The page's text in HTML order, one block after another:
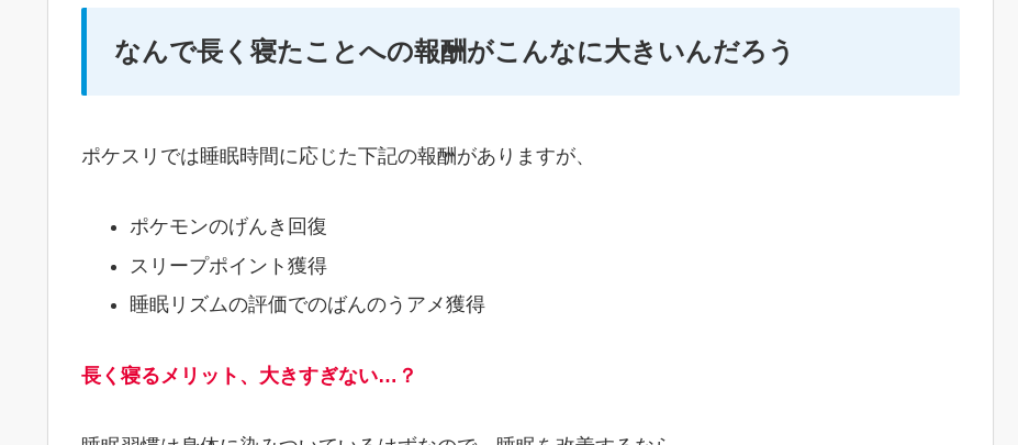
なんで長く寝たことへの報酬がこんなに大きいんだろう
ポケスリでは睡眠時間に応じた下記の報酬がありますが、
ポケモンのげんき回復
スリープポイント獲得
睡眠リズムの評価でのばんのうアメ獲得
長く寝るメリット、大きすぎない…？